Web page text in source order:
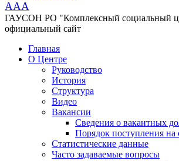
AAA
ГАУСОН РО "Комплексный социальный
официальный сайт
Главная
О Центре
Руководство
История
Структура
Видео
Вакансии
Сведения о вакантных
Порядок поступления на
Статистические данные
Часто задаваемые вопросы